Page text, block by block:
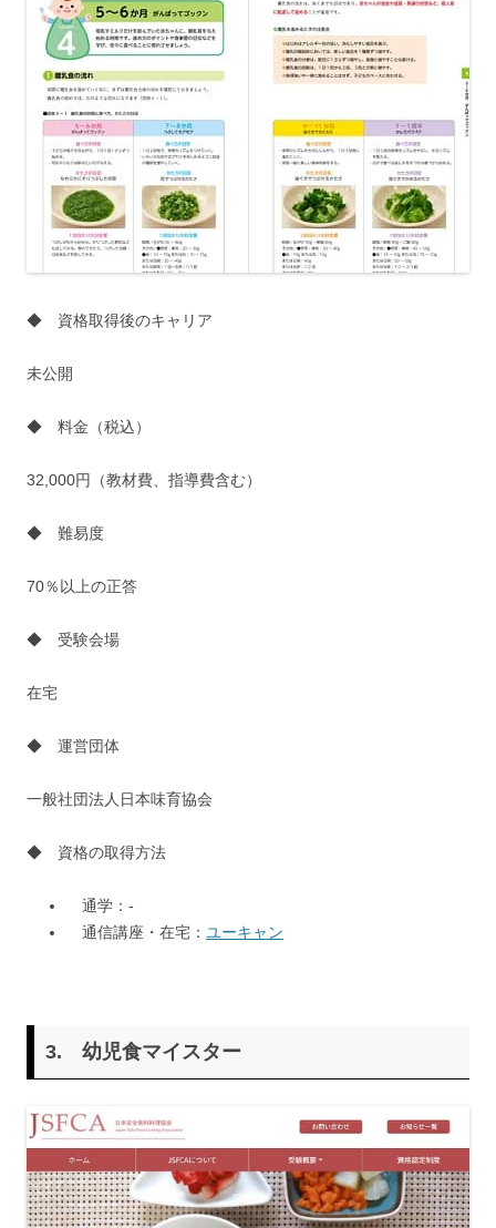
◆ 資格取得後のキャリア
未公開
◆ 料金（税込）
32,000円（教材費、指導費含む）
◆ 難易度
70％以上の正答
◆ 受験会場
在宅
◆ 運営団体
一般社団法人日本味育協会
◆ 資格の取得方法
通学：-
通信講座・在宅： ユーキャン
3. 幼児食マイスター